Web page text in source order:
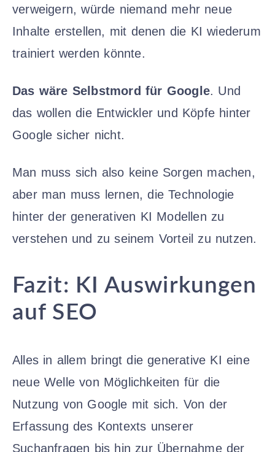
verweigern, würde niemand mehr neue
Inhalte erstellen, mit denen die KI wiederum
trainiert werden könnte.
Das wäre Selbstmord für Google. Und
das wollen die Entwickler und Köpfe hinter
Google sicher nicht.
Man muss sich also keine Sorgen machen,
aber man muss lernen, die Technologie
hinter der generativen KI Modellen zu
verstehen und zu seinem Vorteil zu nutzen.
Fazit: KI Auswirkungen
auf SEO
Alles in allem bringt die generative KI eine
neue Welle von Möglichkeiten für die
Nutzung von Google mit sich. Von der
Erfassung des Kontexts unserer
Suchanfragen bis hin zur Übernahme der